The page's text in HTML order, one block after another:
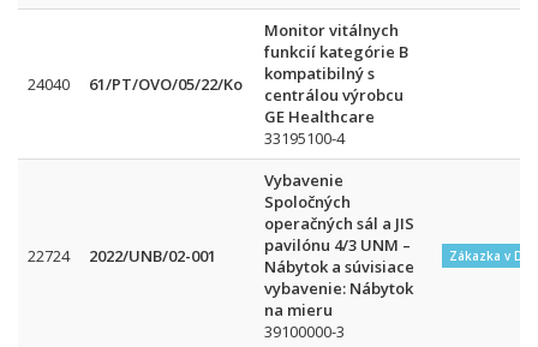
24040 61/PT/OVO/05/22/Ko
Monitor vitálnych
funkcií kategórie B
kompatibilný s
centrálou výrobcu
GE Healthcare
33195100-4
22724 2022/UNB/02-001
Vybavenie
Spoločných
operačných sál a JIS
pavilónu 4/3 UNM –
Nábytok a súvisiace
vybavenie: Nábytok
na mieru
39100000-3
Zákazka v